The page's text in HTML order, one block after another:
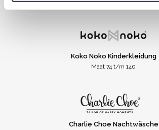
Koko Noko Kinderkleidung
Maat 74 t/m 140
Charlie Choe Nachtwäsche